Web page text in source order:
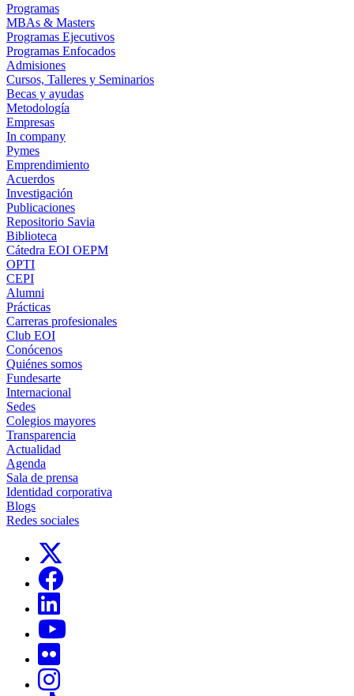
Programas
MBAs & Masters
Programas Ejecutivos
Programas Enfocados
Admisiones
Cursos, Talleres y Seminarios
Becas y ayudas
Metodología
Empresas
In company
Pymes
Emprendimiento
Acuerdos
Investigación
Publicaciones
Repositorio Savia
Biblioteca
Cátedra EOI OEPM
OPTI
CEPI
Alumni
Prácticas
Carreras profesionales
Club EOI
Conócenos
Quiénes somos
Fundesarte
Internacional
Sedes
Colegios mayores
Transparencia
Actualidad
Agenda
Sala de prensa
Identidad corporativa
Blogs
Redes sociales
Links, Opens in this window
Links, Opens in this window
Links, Opens in this window
Links, Opens in this window